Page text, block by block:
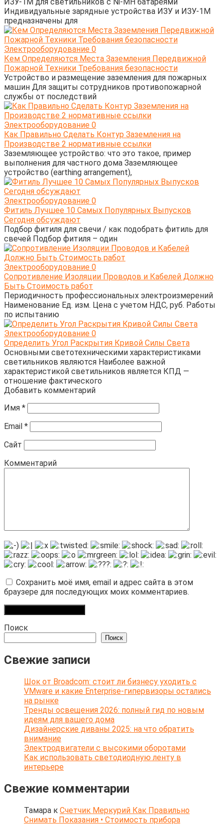
ИЗУ-1М для светильников с Ni-MH батареями
Индивидуальные зарядные устройства ИЗУ и ИЗУ-1М
предназначены для
Электрооборудование 0
Кем Определяются Места Заземления Передвижной
Пожарной Техники Требования безопасности
Устройство и размещение заземления для пожарных
машин Для защиты сотрудников противопожарной
службы от последствий
Электрооборудование 0
Как Правильно Сделать Контур Заземления на
Производстве 2 нормативные ссылки
Заземляющее устройство: что это такое, пример
выполнения для частного дома Заземляющее
устройство (earthing arrangement),
Электрооборудование 0
Фитиль Лучшее 10 Самых Популярных Выпусков
Сегодня обсуждают
Подбор фитиля для свечи / как подобрать фитиль для
свечей Подбор фитиля – один
Электрооборудование 0
Сопротивление Изоляции Проводов и Кабелей Должно
Быть Стоимость работ
Периодичность профессиональных электроизмерений
Наименование Ед. изм. Цена с учетом НДС, руб. Работы
по испытанию
Электрооборудование 0
Определить Угол Раскрытия Кривой Силы Света
Основными светотехническими характеристиками
светильников являются Наиболее важной
характеристикой светильников является КПД —
отношение фактического
Добавить комментарий
Имя *
Email *
Сайт
Комментарий
Сохранить моё имя, email и адрес сайта в этом
браузере для последующих моих комментариев.
Поиск
Поиск
Свежие записи
Шок от Broadcom: стоит ли бизнесу уходить с
VMware и какие Enterprise-гипервизоры остались
на рынке
Тренды освещения 2026: полный гид по новым
идеям для вашего дома
Дизайнерские диваны 2025: на что обратить
внимание
Электродвигатели с высокими оборотами
Как использовать светодиодную ленту в
интерьере
Свежие комментарии
Тамара к Счетчик Меркурий Как Правильно
Снимать Показания • Стоимость прибора